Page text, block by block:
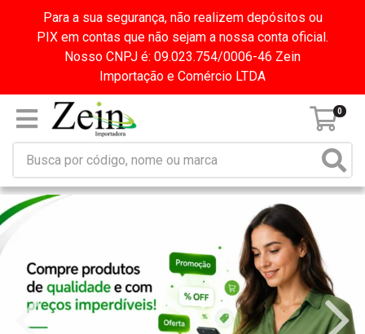
Para a sua segurança, não realizem depósitos ou
PIX em contas que não sejam a nossa conta oficial.
Nosso CNPJ é: 09.023.754/0006-46 Zein
Importação e Comércio LTDA
0